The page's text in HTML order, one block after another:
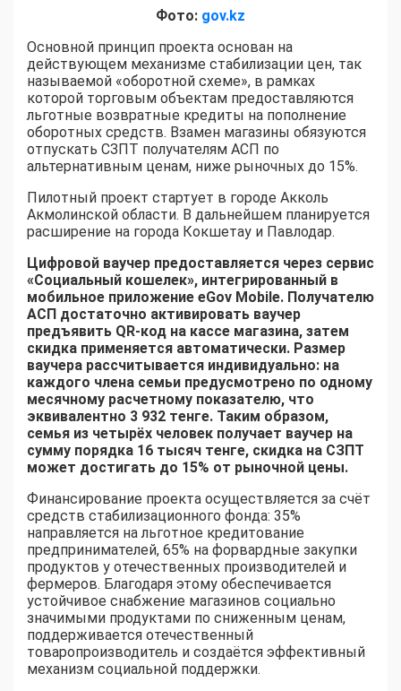
Фото: gov.kz
Основной принцип проекта основан на
действующем механизме стабилизации цен, так
называемой «оборотной схеме», в рамках
которой торговым объектам предоставляются
льготные возвратные кредиты на пополнение
оборотных средств. Взамен магазины обязуются
отпускать СЗПТ получателям АСП по
альтернативным ценам, ниже рыночных до 15%.
Пилотный проект стартует в городе Акколь
Акмолинской области. В дальнейшем планируется
расширение на города Кокшетау и Павлодар.
Цифровой ваучер предоставляется через сервис
«Социальный кошелек», интегрированный в
мобильное приложение eGov Mobile. Получателю
АСП достаточно активировать ваучер
предъявить QR-код на кассе магазина, затем
скидка применяется автоматически. Размер
ваучера рассчитывается индивидуально: на
каждого члена семьи предусмотрено по одному
месячному расчетному показателю, что
эквивалентно 3 932 тенге. Таким образом,
семья из четырёх человек получает ваучер на
сумму порядка 16 тысяч тенге, скидка на СЗПТ
может достигать до 15% от рыночной цены.
Финансирование проекта осуществляется за счёт
средств стабилизационного фонда: 35%
направляется на льготное кредитование
предпринимателей, 65% на форвардные закупки
продуктов у отечественных производителей и
фермеров. Благодаря этому обеспечивается
устойчивое снабжение магазинов социально
значимыми продуктами по сниженным ценам,
поддерживается отечественный
товаропроизводитель и создаётся эффективный
механизм социальной поддержки.